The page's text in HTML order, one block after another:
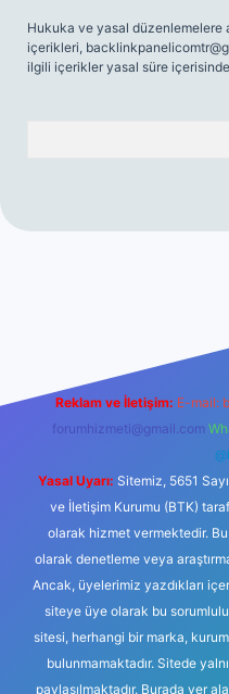
Hukuka ve yasal düzenlemelere
içerikleri,
ilgili içerikler yasal süre
Reklam ve İletişim: E-mail:
forumhizmeti@gmail.com
Yasal Uyarı: Sitemiz, 5651
ve İletişim Kurumu (BTK)
olarak hizmet vermektedir.
olarak denetleme veya
Ancak, üyelerimiz yazdıkları
siteye üye olarak bu
sitesi, herhangi bir marka,
bulunmamaktadır. Sitede
paylaşılmaktadır. Burada yer